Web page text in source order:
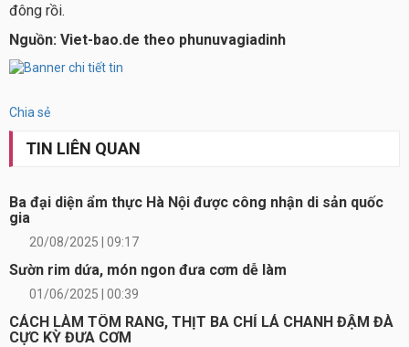
đông rồi.
Nguồn: Viet-bao.de theo phunuvagiadinh
Chia sẻ
TIN LIÊN QUAN
Ba đại diện ẩm thực Hà Nội được công nhận di sản quốc
gia
20/08/2025 | 09:17
Sườn rim dứa, món ngon đưa cơm dễ làm
01/06/2025 | 00:39
CÁCH LÀM TÔM RANG, THỊT BA CHỈ LÁ CHANH ĐẬM ĐÀ
CỰC KỲ ĐƯA CƠM